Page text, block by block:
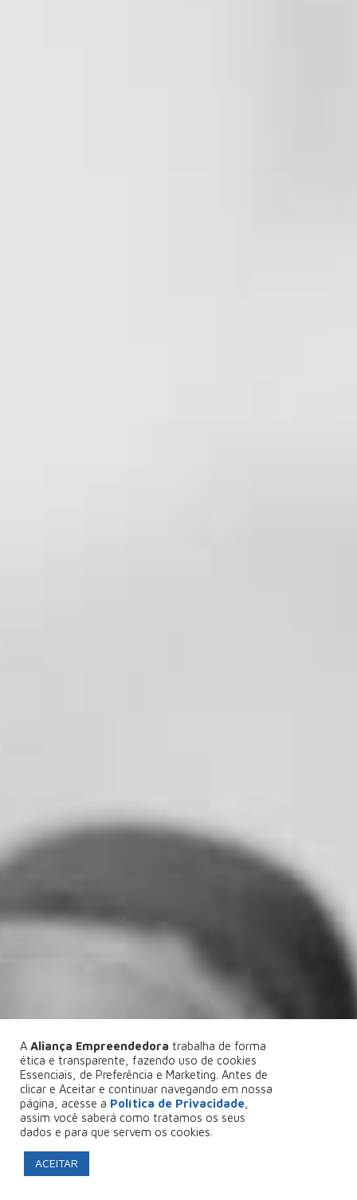
FAÇA SEU PROJETO CONOSCO
A Aliança Empreendedora trabalha de forma
ética e transparente, fazendo uso de cookies
Essenciais, de Preferência e Marketing. Antes de
clicar e Aceitar e continuar navegando em nossa
página, acesse a Política de Privacidade
assim você saberá como tratamos os seus
dados e para que servem os cookies.
ACEITAR